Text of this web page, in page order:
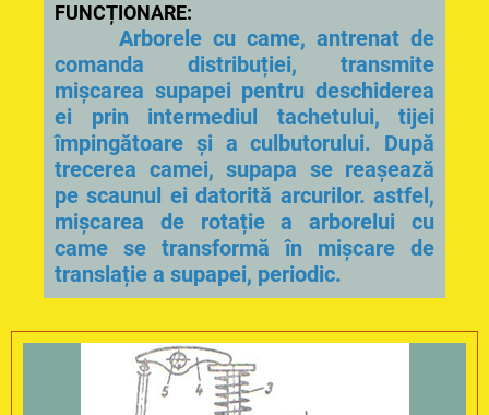
FUNCȚIONARE:
Arborele cu came, antrenat de
comanda distribuției, transmite
mișcarea supapei pentru deschiderea
ei prin intermediul tachetului, tijei
împingătoare și a culbutorului. După
trecerea camei, supapa se reașează
pe scaunul ei datorită arcurilor. astfel,
mișcarea de rotație a arborelui cu
came se transformă în mișcare de
translație a supapei, periodic.